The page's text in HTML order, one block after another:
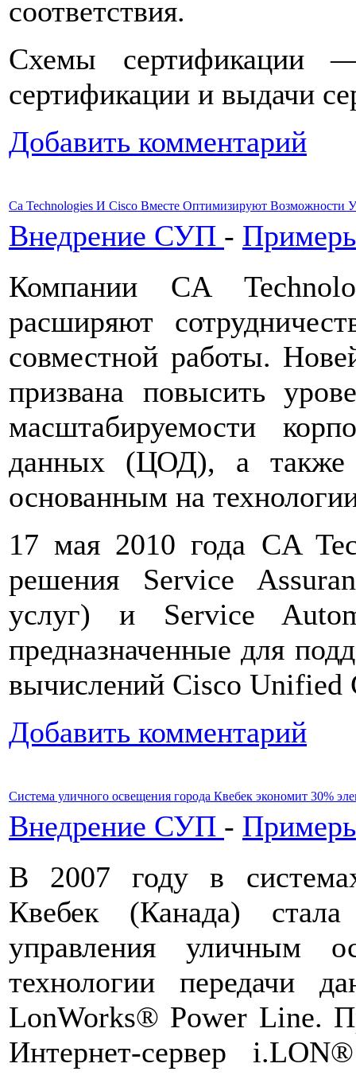
соответствия.
Схемы сертификации
сертификации и выдачи
Добавить комментарий
Ca Technologies И Cisco Вместе Оптимизируют
Внедрение СУП -
Компании CA
расширяют
совместной работы.
призвана повысить
масштабируемости
данных (ЦОД), а также
основанным на
17 мая 2010 года CA
решения Service
услуг) и Service
предназначенные для
вычислений Cisco Unified
Добавить комментарий
Система уличного освещения города Квебек экономит 30%
Внедрение СУП -
В 2007 году в
Квебек (Канада)
управления уличным
технологии передачи
LonWorks® Power Line.
Интернет-сервер